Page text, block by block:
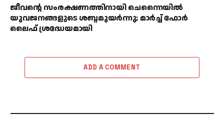
ജീവന്റെ സംരക്ഷണത്തിനായി ചെന്നൈയിൽ
യുവജനങ്ങളുടെ ശബ്ദമുയർന്നു; മാർച്ച് ഫോർ
ലൈഫ് ശ്രദ്ധേയമായി
ADD A COMMENT